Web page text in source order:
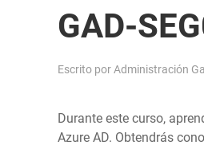
GAD-
Escrito porAdministración
Durante este curso,
Azure AD. Obtendrás